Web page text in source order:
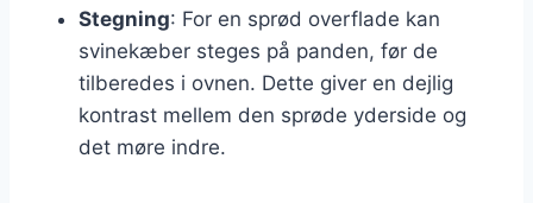
Stegning: For en sprød overflade kan
svinekæber steges på panden, før de
tilberedes i ovnen. Dette giver en dejlig
kontrast mellem den sprøde yderside og
det møre indre.